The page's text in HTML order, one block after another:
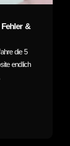
&
die 5
endlich